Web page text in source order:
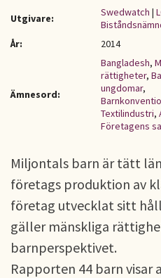
Utgivare:
Swedwatch |
År:
2014
Ämnesord:
Bangladesh,
rättigheter,
ungdomar,
Textilindustri,
Företagens
Miljontals barn är tätt
företags produktion av
företag utvecklat sitt
gäller mänskliga
barnperspektivet.
Rapporten 44 barn